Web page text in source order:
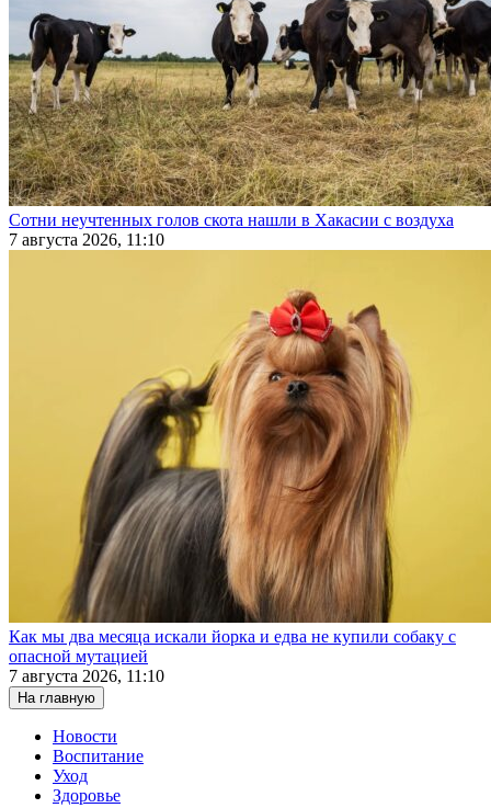
Сотни неучтенных голов скота нашли в Хакасии с воздуха
7 августа 2026, 11:10
Как мы два месяца искали йорка и едва не купили собаку с
опасной мутацией
7 августа 2026, 11:10
На главную
Новости
Воспитание
Уход
Здоровье